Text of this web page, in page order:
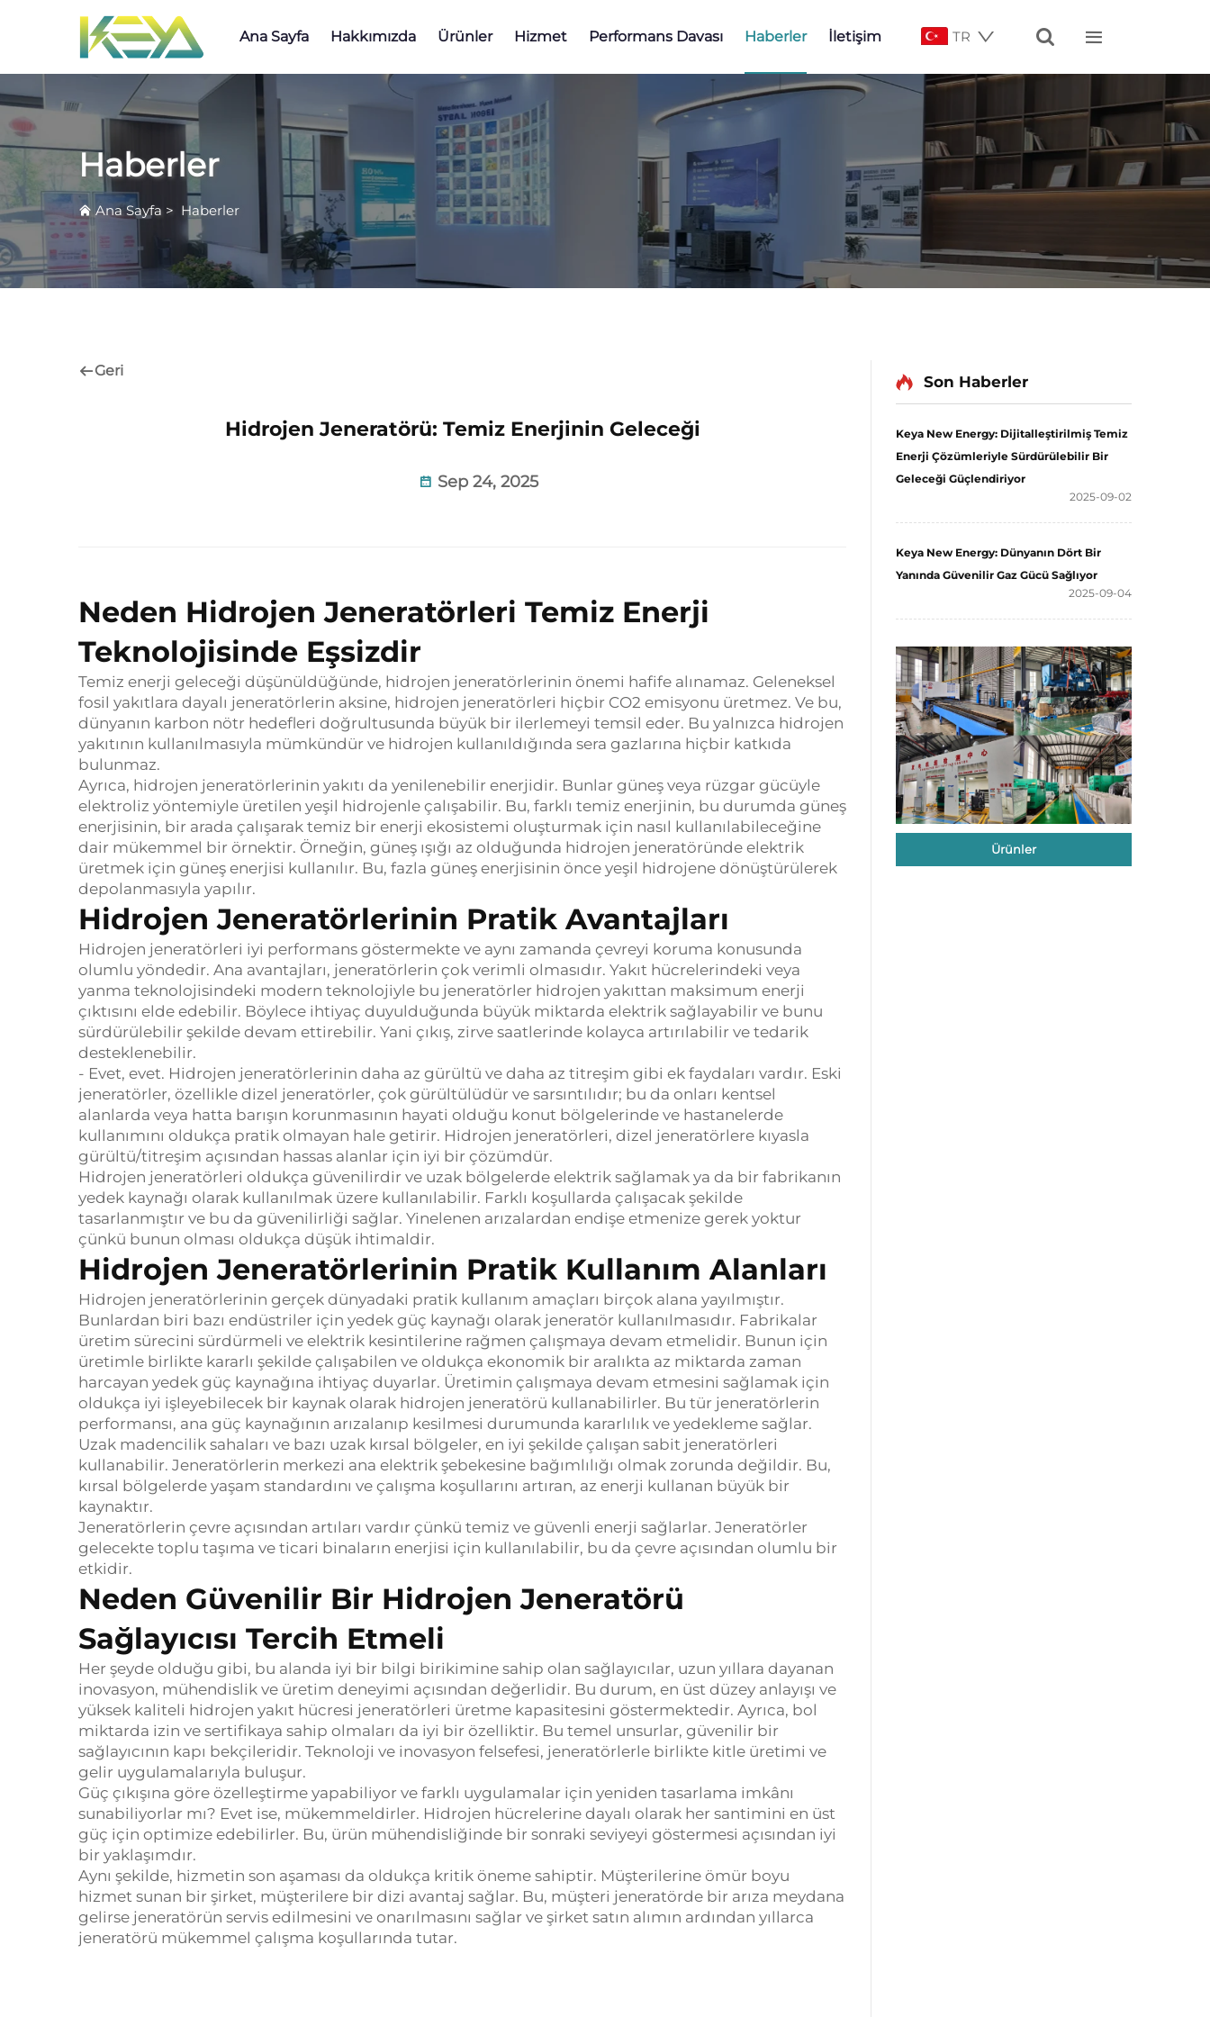
Ana Sayfa Hakkımızda Ürünler Hizmet Performans Davası Haberler İletişim TR  
Haberler
Ana Sayfa > Haberler
Geri
Hidrojen Jeneratörü: Temiz Enerjinin Geleceği
Sep 24, 2025
Neden Hidrojen Jeneratörleri Temiz Enerji
Teknolojisinde Eşsizdir
Temiz enerji geleceği düşünüldüğünde, hidrojen jeneratörlerinin önemi hafife alınamaz. Geleneksel
fosil yakıtlara dayalı jeneratörlerin aksine, hidrojen jeneratörleri hiçbir CO2 emisyonu üretmez. Ve bu,
dünyanın karbon nötr hedefleri doğrultusunda büyük bir ilerlemeyi temsil eder. Bu yalnızca hidrojen
yakıtının kullanılmasıyla mümkündür ve hidrojen kullanıldığında sera gazlarına hiçbir katkıda
bulunmaz.
Ayrıca, hidrojen jeneratörlerinin yakıtı da yenilenebilir enerjidir. Bunlar güneş veya rüzgar gücüyle
elektroliz yöntemiyle üretilen yeşil hidrojenle çalışabilir. Bu, farklı temiz enerjinin, bu durumda güneş
enerjisinin, bir arada çalışarak temiz bir enerji ekosistemi oluşturmak için nasıl kullanılabileceğine
dair mükemmel bir örnektir. Örneğin, güneş ışığı az olduğunda hidrojen jeneratöründe elektrik
üretmek için güneş enerjisi kullanılır. Bu, fazla güneş enerjisinin önce yeşil hidrojene dönüştürülerek
depolanmasıyla yapılır.
Hidrojen Jeneratörlerinin Pratik Avantajları
Hidrojen jeneratörleri iyi performans göstermekte ve aynı zamanda çevreyi koruma konusunda
olumlu yöndedir. Ana avantajları, jeneratörlerin çok verimli olmasıdır. Yakıt hücrelerindeki veya
yanma teknolojisindeki modern teknolojiyle bu jeneratörler hidrojen yakıttan maksimum enerji
çıktısını elde edebilir. Böylece ihtiyaç duyulduğunda büyük miktarda elektrik sağlayabilir ve bunu
sürdürülebilir şekilde devam ettirebilir. Yani çıkış, zirve saatlerinde kolayca artırılabilir ve tedarik
desteklenebilir.
- Evet, evet. Hidrojen jeneratörlerinin daha az gürültü ve daha az titreşim gibi ek faydaları vardır. Eski
jeneratörler, özellikle dizel jeneratörler, çok gürültülüdür ve sarsıntılıdır; bu da onları kentsel
alanlarda veya hatta barışın korunmasının hayati olduğu konut bölgelerinde ve hastanelerde
kullanımını oldukça pratik olmayan hale getirir. Hidrojen jeneratörleri, dizel jeneratörlere kıyasla
gürültü/titreşim açısından hassas alanlar için iyi bir çözümdür.
Hidrojen jeneratörleri oldukça güvenilirdir ve uzak bölgelerde elektrik sağlamak ya da bir fabrikanın
yedek kaynağı olarak kullanılmak üzere kullanılabilir. Farklı koşullarda çalışacak şekilde
tasarlanmıştır ve bu da güvenilirliği sağlar. Yinelenen arızalardan endişe etmenize gerek yoktur
çünkü bunun olması oldukça düşük ihtimaldir.
Hidrojen Jeneratörlerinin Pratik Kullanım Alanları
Hidrojen jeneratörlerinin gerçek dünyadaki pratik kullanım amaçları birçok alana yayılmıştır.
Bunlardan biri bazı endüstriler için yedek güç kaynağı olarak jeneratör kullanılmasıdır. Fabrikalar
üretim sürecini sürdürmeli ve elektrik kesintilerine rağmen çalışmaya devam etmelidir. Bunun için
üretimle birlikte kararlı şekilde çalışabilen ve oldukça ekonomik bir aralıkta az miktarda zaman
harcayan yedek güç kaynağına ihtiyaç duyarlar. Üretimin çalışmaya devam etmesini sağlamak için
oldukça iyi işleyebilecek bir kaynak olarak hidrojen jeneratörü kullanabilirler. Bu tür jeneratörlerin
performansı, ana güç kaynağının arızalanıp kesilmesi durumunda kararlılık ve yedekleme sağlar.
Uzak madencilik sahaları ve bazı uzak kırsal bölgeler, en iyi şekilde çalışan sabit jeneratörleri
kullanabilir. Jeneratörlerin merkezi ana elektrik şebekesine bağımlılığı olmak zorunda değildir. Bu,
kırsal bölgelerde yaşam standardını ve çalışma koşullarını artıran, az enerji kullanan büyük bir
kaynaktır.
Jeneratörlerin çevre açısından artıları vardır çünkü temiz ve güvenli enerji sağlarlar. Jeneratörler
gelecekte toplu taşıma ve ticari binaların enerjisi için kullanılabilir, bu da çevre açısından olumlu bir
etkidir.
Neden Güvenilir Bir Hidrojen Jeneratörü
Sağlayıcısı Tercih Etmeli
Her şeyde olduğu gibi, bu alanda iyi bir bilgi birikimine sahip olan sağlayıcılar, uzun yıllara dayanan
inovasyon, mühendislik ve üretim deneyimi açısından değerlidir. Bu durum, en üst düzey anlayışı ve
yüksek kaliteli hidrojen yakıt hücresi jeneratörleri üretme kapasitesini göstermektedir. Ayrıca, bol
miktarda izin ve sertifikaya sahip olmaları da iyi bir özelliktir. Bu temel unsurlar, güvenilir bir
sağlayıcının kapı bekçileridir. Teknoloji ve inovasyon felsefesi, jeneratörlerle birlikte kitle üretimi ve
gelir uygulamalarıyla buluşur.
Güç çıkışına göre özelleştirme yapabiliyor ve farklı uygulamalar için yeniden tasarlama imkânı
sunabiliyorlar mı? Evet ise, mükemmeldirler. Hidrojen hücrelerine dayalı olarak her santimini en üst
güç için optimize edebilirler. Bu, ürün mühendisliğinde bir sonraki seviyeyi göstermesi açısından iyi
bir yaklaşımdır.
Aynı şekilde, hizmetin son aşaması da oldukça kritik öneme sahiptir. Müşterilerine ömür boyu
hizmet sunan bir şirket, müşterilere bir dizi avantaj sağlar. Bu, müşteri jeneratörde bir arıza meydana
gelirse jeneratörün servis edilmesini ve onarılmasını sağlar ve şirket satın alımın ardından yıllarca
jeneratörü mükemmel çalışma koşullarında tutar.
Son Haberler
Keya New Energy: Dijitalleştirilmiş Temiz
Enerji Çözümleriyle Sürdürülebilir Bir
Geleceği Güçlendiriyor
2025-09-02
Keya New Energy: Dünyanın Dört Bir
Yanında Güvenilir Gaz Gücü Sağlıyor
2025-09-04
Ürünler